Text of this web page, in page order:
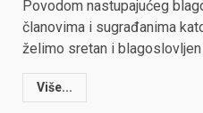
Povodom nastupajućeg
članovima i sugrađanima
želimo sretan i blagoslovljen
Više...